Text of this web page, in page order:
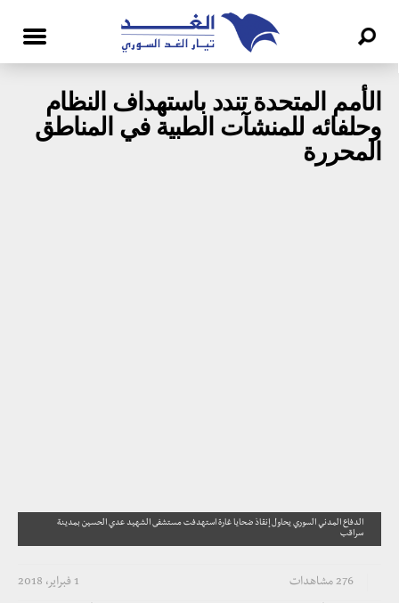
الأمم المتحدة تندد باستهداف النظام
وحلفائه للمنشآت الطبية في المناطق
المحررة
الدفاع المدني السوري يحاول إنقاذ ضحايا غارة استهدفت مستشفى الشهيد عدي الحسين بمدينة
سراقب
1 فبراير، 2018 276 مشاهدات